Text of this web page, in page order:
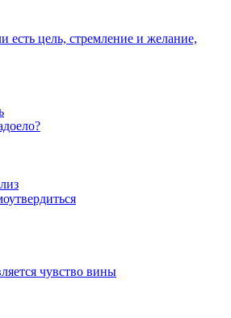
есть цель, стремление и желание,
чувство вины